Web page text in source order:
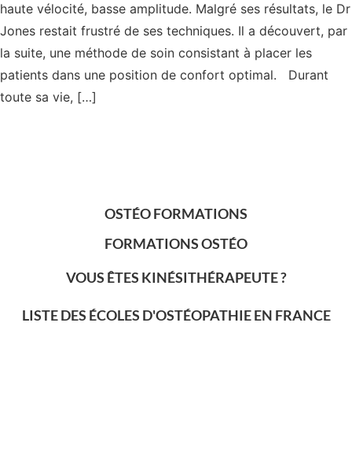
haute vélocité, basse amplitude. Malgré ses résultats, le Dr
Jones restait frustré de ses techniques. Il a découvert, par
la suite, une méthode de soin consistant à placer les
patients dans une position de confort optimal. Durant
toute sa vie, […]
OSTÉO FORMATIONS
FORMATIONS OSTÉO
VOUS ÊTES KINÉSITHÉRAPEUTE ?
LISTE DES ÉCOLES D'OSTÉOPATHIE EN FRANCE